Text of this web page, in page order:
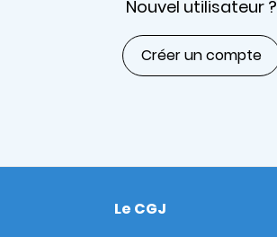
Nouvel utilisateur ?
Créer un compte
Footer
Le CGJ